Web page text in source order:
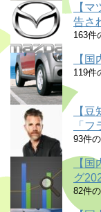
【
告さ
163件
【
119件
【
「
93件
【
グ
82件